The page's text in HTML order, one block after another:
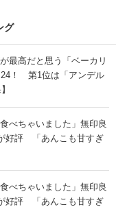
グ
最高だと思う「ベーカリ
！ 第1位は「アンデル
べちゃいました」無印良
好評 「あんこも甘すぎ
べちゃいました」無印良
好評 「あんこも甘すぎ